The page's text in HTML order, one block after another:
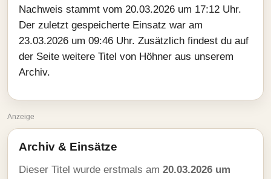
Nachweis stammt vom 20.03.2026 um 17:12 Uhr.
Der zuletzt gespeicherte Einsatz war am
23.03.2026 um 09:46 Uhr. Zusätzlich findest du auf
der Seite weitere Titel von Höhner aus unserem
Archiv.
Anzeige
Archiv & Einsätze
Dieser Titel wurde erstmals am 20.03.2026 um